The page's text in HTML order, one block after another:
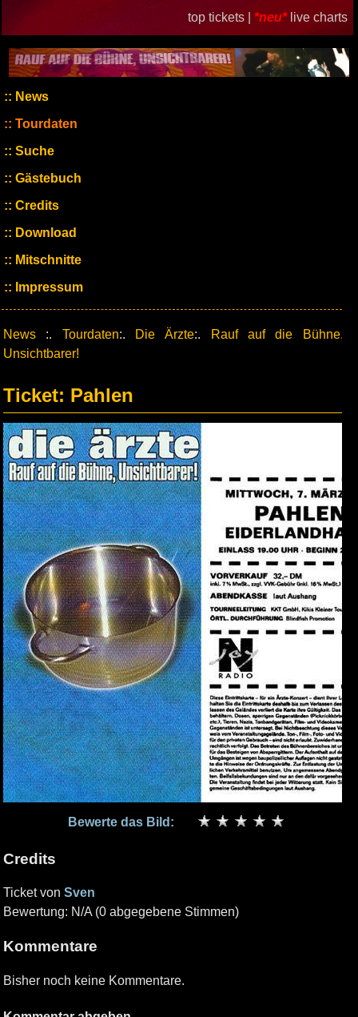
top tickets | *neu* live charts
News
Tourdaten
Suche
Gästebuch
Credits
Download
Mitschnitte
Impressum
News :. Tourdaten:. Die Ärzte:.
Rauf auf die Bühne,
Unsichtbarer!
Ticket: Pahlen
Bewerte das Bild:
Credits
Ticket von Sven
Bewertung: N/A (0 abgegebene Stimmen)
Kommentare
Bisher noch keine Kommentare.